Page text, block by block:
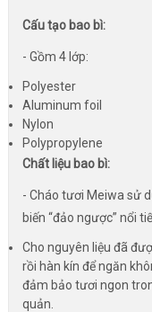
Cấu tạo bao bì:
- Gồm 4 lớp:
Polyester
Aluminum foil
Nylon
Polypropylene
Chất liệu bao bì:
- Cháo tươi Meiwa sử
biến “đảo ngược” nổi
Cho nguyên liệu đã
rồi hàn kín để ngăn
đảm bảo tươi ngon
quản.